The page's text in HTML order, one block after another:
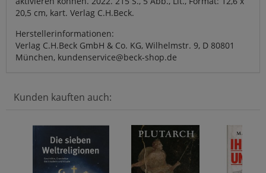
20,5 cm, kart. Verlag C.H.Beck.
Herstellerinformationen:
Verlag C.H.Beck GmbH & Co. KG, Wilhelmstr. 9, D 80801
München, kundenservice@beck-shop.de
Kunden kauften auch: